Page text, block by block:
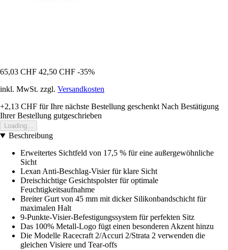
65,03 CHF 42,50 CHF -35%
inkl. MwSt. zzgl. Versandkosten
+2,13 CHF für Ihre nächste Bestellung geschenkt Nach Bestätigung
Ihrer Bestellung gutgeschrieben
Loading...
Beschreibung
Erweitertes Sichtfeld von 17,5 % für eine außergewöhnliche
Sicht
Lexan Anti-Beschlag-Visier für klare Sicht
Dreischichtige Gesichtspolster für optimale
Feuchtigkeitsaufnahme
Breiter Gurt von 45 mm mit dicker Silikonbandschicht für
maximalen Halt
9-Punkte-Visier-Befestigungssystem für perfekten Sitz
Das 100% Metall-Logo fügt einen besonderen Akzent hinzu
Die Modelle Racecraft 2/Accuri 2/Strata 2 verwenden die
gleichen Visiere und Tear-offs